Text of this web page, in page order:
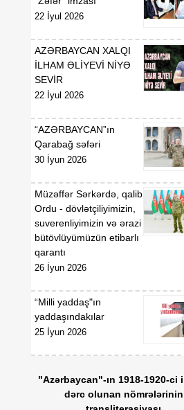
22 İyul 2026
AZƏRBAYCAN XALQI
İLHAM ƏLİYEVİ NİYƏ
SEVİR
22 İyul 2026
“AZƏRBAYCAN”ın
Qarabağ səfəri
30 İyun 2026
Müzəffər Sərkərdə, qalib
Ordu - dövlətçiliyimizin,
suverenliyimizin və ərazi
bütövlüyümüzün etibarlı
qarantı
26 İyun 2026
“Milli yaddaş"ın
yaddaşındakılar
25 İyun 2026
"Azərbaycan"-ın 1918-1920-ci
dərc olunan nömrələrinin